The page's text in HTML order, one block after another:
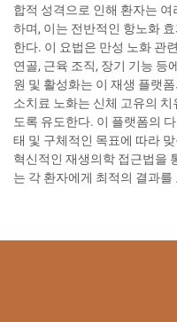
합적 성격으로 인해 환자는
하며, 이는 전반적인 항노화
한다. 이 요법은 만성 노화 관
연골, 근육 조직, 장기 기능 등
원 및 활성화는 이 재생 플랫
소치료 노화는 신체 고유의
도록 유도한다. 이 플랫폼의
태 및 구체적인 목표에 따라
혁신적인 재생의학 접근법을
는 각 환자에게 최적의 결과를